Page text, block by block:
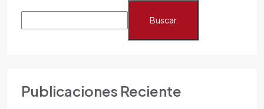
Buscar
Publicaciones Reciente